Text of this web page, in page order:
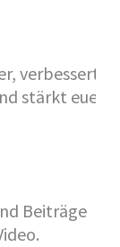
verbessert
stärkt euer
Beiträge